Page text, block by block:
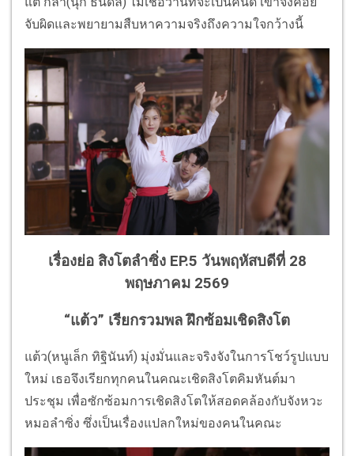
จับผิดและพยายามสืบหาความจริงถึงความใจกว้างนี้
เรื่องย่อ สิงโตลำซิ่ง EP.5 วันพฤหัสบดีที่ 28
พฤษภาคม 2569
“แต้ว” เรียกรวมพล ฝึกซ้อมเชิดสิงโต
แต้ว(หนูเล็ก ทิฐินันท์) มุ่งมั่นและจริงจังในการโชว์รูปแบบ
ใหม่ เธอจึงเรียกทุกคนในคณะเชิดสิงโตคิมหันต์มา
ประชุม เพื่อซักซ้อมการเชิดสิงโตให้สอดคล้องกับจังหวะ
หมอลำซิ่ง ซึ่งเป็นเรื่องแปลกใหม่ของคนในคณะ